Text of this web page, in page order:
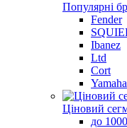
Популярні
Fender
Ibanez
Ltd
Cort
Yamaha
Ціновий
до